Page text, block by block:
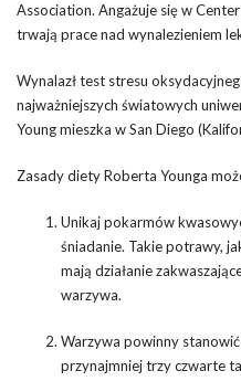
Association. Angażuje się w
trwają prace nad wynalezieniem
Wynalazł test stresu
najważniejszych światowych
Young mieszka w San Diego
Zasady diety Roberta Younga
Unikaj pokarmów
śniadanie. Takie potrawy,
mają działanie
warzywa.
Warzywa powinny
przynajmniej trzy czwarte